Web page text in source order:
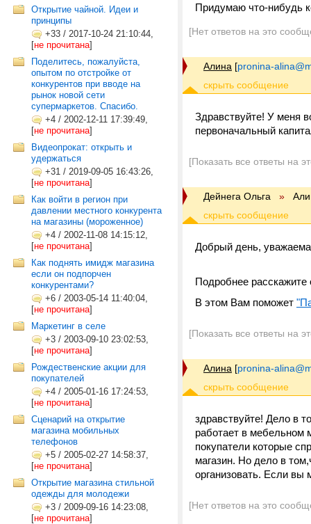
Открытие чайной. Идеи и
принципы
+33 / 2017-10-24 21:10:44,
[не прочитана]
Поделитесь, пожалуйста,
опытом по отстройке от
конкурентов при вводе на
рынок новой сети
супермаркетов. Спасибо.
+4 / 2002-12-11 17:39:49,
[не прочитана]
Видеопрокат: открыть и
удержаться
+31 / 2019-09-05 16:43:26,
[не прочитана]
Как войти в регион при
давлении местного конкурента
на магазины (мороженное)
+4 / 2002-11-08 14:15:12,
[не прочитана]
Как поднять имидж магазина
если он подпорчен
конкурентами?
+6 / 2003-05-14 11:40:04,
[не прочитана]
Маркетинг в селе
+3 / 2003-09-10 23:02:53,
[не прочитана]
Рождественские акции для
покупателей
+4 / 2005-01-16 17:24:53,
[не прочитана]
Сценарий на открытие
магазина мобильных
телефонов
+5 / 2005-02-27 14:58:37,
[не прочитана]
Открытие магазина стильной
одежды для молодежи
+3 / 2009-09-16 14:23:08,
[не прочитана]
Придумаю что-нибудь
[Нет ответов на это
Алина [pronina-
Здравствуйте! У меня
первоначальный
[Показать все ответы на
Дейнега Ольга »
Добрый день,
Подробнее
В этом Вам поможет
[Показать все ответы на
Алина [pronina-
здравствуйте! Дело в
работает в мебельном
покупатели которые
магазин. Но дело в
организовать. Если вы
[Нет ответов на это